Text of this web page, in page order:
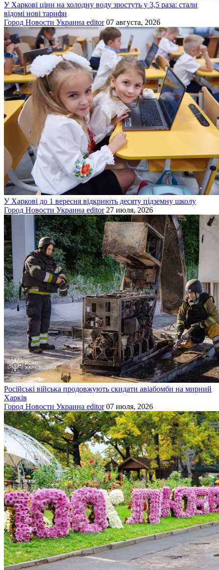
У Харкові ціни на холодну воду зростуть у 3,5 раза: стали
відомі нові тарифи
Город Новости Украина editor 07 августа, 2026
У Харкові до 1 вересня відкриють десяту підземну школу
Город Новости Украина editor 27 июля, 2026
Російські війська продовжують скидати авіабомби на мирний
Харків
Город Новости Украина editor 07 июля, 2026